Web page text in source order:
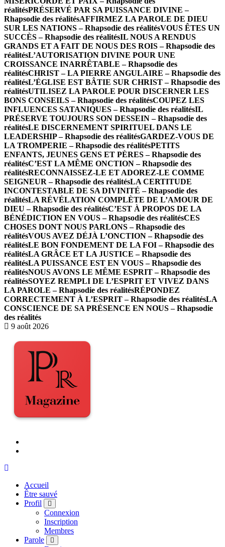
réalitésPRÉSERVÉ PAR SA PUISSANCE DIVINE –
Rhapsodie des réalitésAFFIRMEZ LA PAROLE DE DIEU
SUR LES NATIONS – Rhapsodie des réalitésVOUS ÊTES UN
SUCCÈS – Rhapsodie des réalitésIL NOUS A RENDUS
GRANDS ET A FAIT DE NOUS DES ROIS – Rhapsodie des
réalitésL’AUTORISATION DIVINE POUR UNE
CROISSANCE INARRÊTABLE – Rhapsodie des
réalitésCHRIST – LA PIERRE ANGULAIRE – Rhapsodie des
réalitésL’ÉGLISE EST BÂTIE SUR CHRIST – Rhapsodie des
réalitésUTILISEZ LA PAROLE POUR DISCERNER LES
BONS CONSEILS – Rhapsodie des réalitésCOUPEZ LES
INFLUENCES SATANIQUES – Rhapsodie des réalitésIL
PRÉSERVE TOUJOURS SON DESSEIN – Rhapsodie des
réalitésLE DISCERNEMENT SPIRITUEL DANS LE
LEADERSHIP – Rhapsodie des réalitésGARDEZ-VOUS DE
LA TROMPERIE – Rhapsodie des réalitésPETITS
ENFANTS, JEUNES GENS ET PÈRES – Rhapsodie des
réalitésC’EST LA MÊME ONCTION – Rhapsodie des
réalitésRECONNAISSEZ-LE ET ADOREZ-LE COMME
SEIGNEUR – Rhapsodie des réalitésLA CERTITUDE
INCONTESTABLE DE SA DIVINITÉ – Rhapsodie des
réalitésLA RÉVÉLATION COMPLÈTE DE L’AMOUR DE
DIEU – Rhapsodie des réalitésC’EST À PROPOS DE LA
BÉNÉDICTION EN VOUS – Rhapsodie des réalitésCES
CHOSES DONT NOUS PARLONS – Rhapsodie des
réalitésVOUS AVEZ DÉJÀ L’ONCTION – Rhapsodie des
réalitésLE BON FONDEMENT DE LA FOI – Rhapsodie des
réalitésLA GRÂCE ET LA JUSTICE – Rhapsodie des
réalitésLA PUISSANCE EST EN VOUS – Rhapsodie des
réalitésNOUS AVONS LE MÊME ESPRIT – Rhapsodie des
réalitésSOYEZ REMPLI DE L’ESPRIT ET VIVEZ DANS
LA PAROLE – Rhapsodie des réalitésRÉPONDEZ
CORRECTEMENT À L’ESPRIT – Rhapsodie des réalitésLA
CONSCIENCE DE SA PRÉSENCE EN NOUS – Rhapsodie
des réalités
9 août 2026
Accueil
Être sauvé
Profil
Connexion
Inscription
Membres
Parole